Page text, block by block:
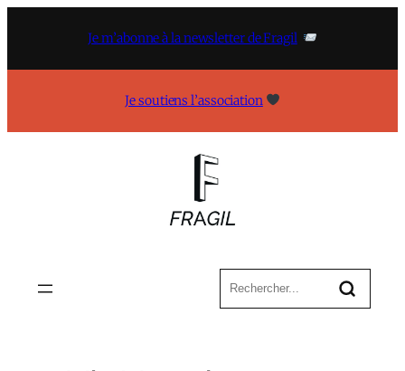
Je m’abonne à la newsletter de Fragil
Je soutiens l’association